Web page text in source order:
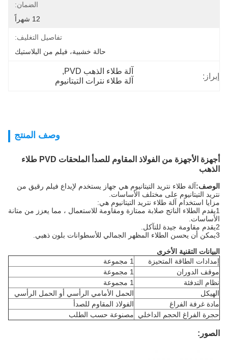
الضمان:
12 شهراً
تفاصيل التغليف:
حالة خشبية، فيلم من البلاستيك
إبراز:
آلة طلاء الذهب PVD
,
آلة طلاء نترات التيتانيوم
وصف المنتج
أجهزة الأجهزة من الفولاذ المقاوم للصدأ الملحقات PVD طلاء
الذهب
الوصف:آلة طلاء نتريد التيتانيوم هي جهاز يستخدم لإيداع فيلم رقيق من
نتريد التيتانيوم على مختلف الأساسات.
مزايا استخدام آلة طلاء نتريد التيتانيوم هي:
1يقدم الطلاء الناتج صلابة ممتازة ومقاومة للاستعمال ، مما يعزز من متانة
الأساسات.
البيانات التقنية الأخرى
إمدادات الطاقة المتحيزة
موقف الدوران
نظام التدفئة
الهيكل
الحمل الأمامي الرأسي أو الحمل الرأسي
مادة غرفة الفراغ
الفولاذ المقاوم للصدأ
حجرة الفراغ الحجم الداخلي
مصنوعة حسب الطلب
الصور: